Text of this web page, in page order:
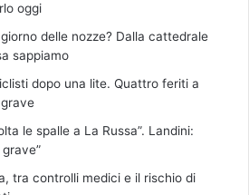
oggi
delle nozze? Dalla cattedrale
sappiamo
dopo una lite. Quattro feriti a
le spalle a La Russa”. Landini:
grave”
tra controlli medici e il rischio di